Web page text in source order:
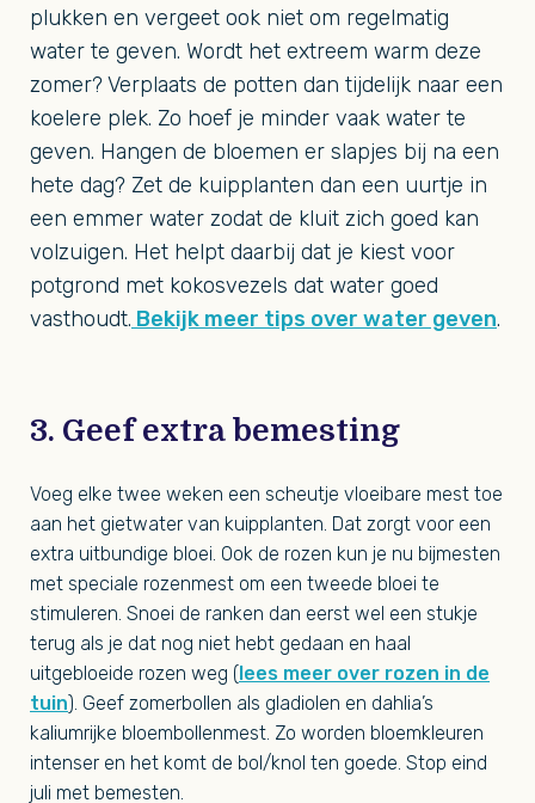
plukken en vergeet ook niet om regelmatig
water te geven. Wordt het extreem warm deze
zomer? Verplaats de potten dan tijdelijk naar een
koelere plek. Zo hoef je minder vaak water te
geven. Hangen de bloemen er slapjes bij na een
hete dag? Zet de kuipplanten dan een uurtje in
een emmer water zodat de kluit zich goed kan
volzuigen. Het helpt daarbij dat je kiest voor
potgrond met kokosvezels dat water goed
vasthoudt. Bekijk meer tips over water geven.
3. Geef extra bemesting
Voeg elke twee weken een scheutje vloeibare mest toe
aan het gietwater van kuipplanten. Dat zorgt voor een
extra uitbundige bloei. Ook de rozen kun je nu bijmesten
met speciale rozenmest om een tweede bloei te
stimuleren. Snoei de ranken dan eerst wel een stukje
terug als je dat nog niet hebt gedaan en haal
uitgebloeide rozen weg ( lees meer over rozen in de
tuin). Geef zomerbollen als gladiolen en dahlia’s
kaliumrijke bloembollenmest. Zo worden bloemkleuren
intenser en het komt de bol/knol ten goede. Stop eind
juli met bemesten.